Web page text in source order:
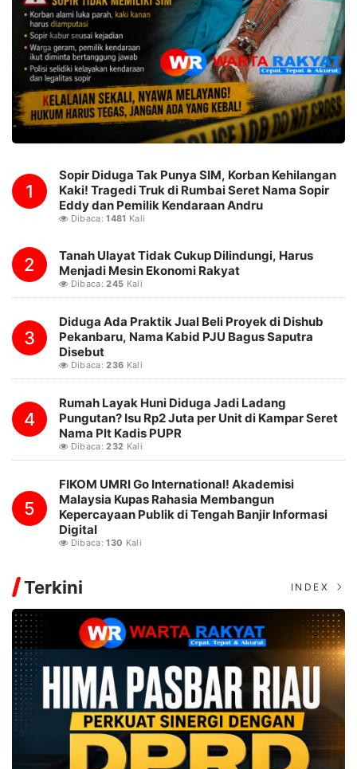
1
Sopir Diduga Tak Punya SIM, Korban Kehilangan
Kaki! Tragedi Truk di Rumbai Seret Nama Sopir
Eddy dan Pemilik Kendaraan Andru
Dibaca:1481 Kali
2
Tanah Ulayat Tidak Cukup Dilindungi, Harus
Menjadi Mesin Ekonomi Rakyat
Dibaca:245 Kali
3
Diduga Ada Praktik Jual Beli Proyek di Dishub
Pekanbaru, Nama Kabid PJU Bagus Saputra
Disebut
Dibaca:236 Kali
4
Rumah Layak Huni Diduga Jadi Ladang
Pungutan? Isu Rp2 Juta per Unit di Kampar Seret
Nama Plt Kadis PUPR
Dibaca:232 Kali
5
FIKOM UMRI Go International! Akademisi
Malaysia Kupas Rahasia Membangun
Kepercayaan Publik di Tengah Banjir Informasi
Digital
Dibaca:130 Kali
Terkini INDEX